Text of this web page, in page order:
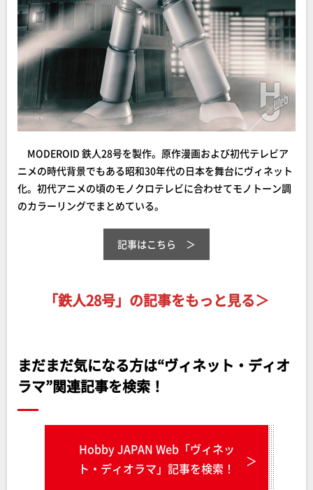
MODEROID 鉄人28号を製作。原作漫画および初代テレビア
ニメの時代背景でもある昭和30年代の日本を舞台にヴィネット
化。初代アニメの頃のモノクロテレビに合わせてモノトーン調
のカラーリングでまとめている。
記事はこちら
「鉄人28号」の記事をもっと見る＞
まだまだ気になる方は“ヴィネット・ディオ
ラマ”関連記事を検索！
Hobby JAPAN Web「ヴィネッ
ト・ディオラマ」記事を検索！